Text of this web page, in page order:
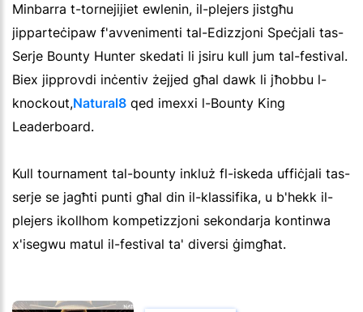
Minbarra t-tornejijiet ewlenin, il-plejers jistgħu
jipparteċipaw f'avvenimenti tal-Edizzjoni Speċjali tas-
Serje Bounty Hunter skedati li jsiru kull jum tal-festival.
Biex jipprovdi inċentiv żejjed għal dawk li jħobbu l-
knockout,Natural8 qed imexxi l-Bounty King
Leaderboard.
Kull tournament tal-bounty inkluż fl-iskeda uffiċjali tas-
serje se jagħti punti għal din il-klassifika, u b'hekk il-
plejers ikollhom kompetizzjoni sekondarja kontinwa
x'isegwu matul il-festival ta' diversi ġimgħat.